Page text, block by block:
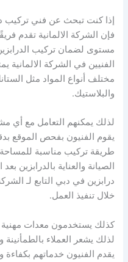
إذا كنت تبحث عن فني تركيب
فإن الشركة الالمانية تقدم
مستوى لضمان تركيب
الفنيين في الشركة الالمانية
مختلف أنواع المواد مثل
والبلاستيك.
لذلك يمكنهم التعامل مع أي
يقوم الفنيون بفحص الموقع
طريقة تركيب مناسبة
الصيانة والعناية بالدرابزين
درابزين في دبي التابع لـ
خلال تنفيذ العمل.
كذلك يستخدمون معدات
لذلك يشعر العملاء
يقدم الفنيون خدماتهم